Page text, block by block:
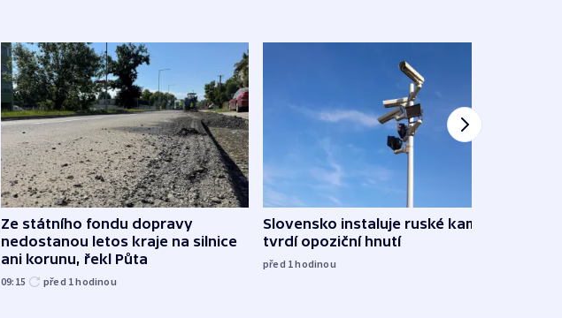
Ze státního fondu dopravy
nedostanou letos kraje na silnice
ani korunu, řekl Půta
09:15 před 1hodinou
Slovensko instaluje ruské kamery,
tvrdí opoziční hnutí
před 1hodinou